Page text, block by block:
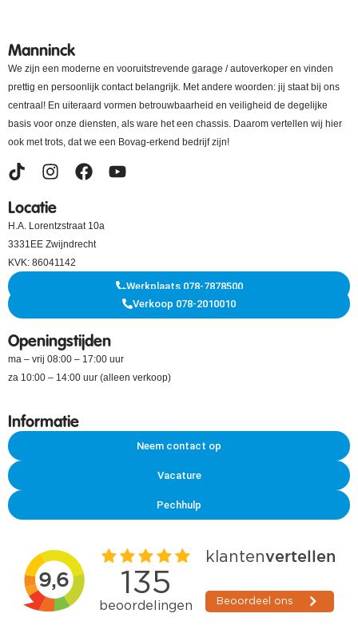
Manninck
We zijn een moderne en vooruitstrevende garage / autoverkoper en vinden
prettig en persoonlijk contact belangrijk. Met andere woorden: jij staat bij ons
centraal! En uiteraard vormen betrouwbaarheid en veiligheid de degelijke
basis voor onze diensten, als ware het een chassis. Daarom vertellen wij hier
ook met trots, dat we een Bovag-erkend bedrijf zijn!
Locatie
H.A. Lorentzstraat 10a
3331EE Zwijndrecht
KVK: 86041142
Werkplaats 078-7878500
Verkoop 078-2010010
Openingstijden
ma – vrij 08:00 – 17:00 uur
za 10:00 – 14:00 uur (alleen verkoop)
Informatie
Neem contact op
Vacature
Pechhulp